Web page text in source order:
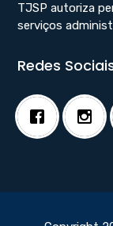
TJSP autoriza
serviços
Redes